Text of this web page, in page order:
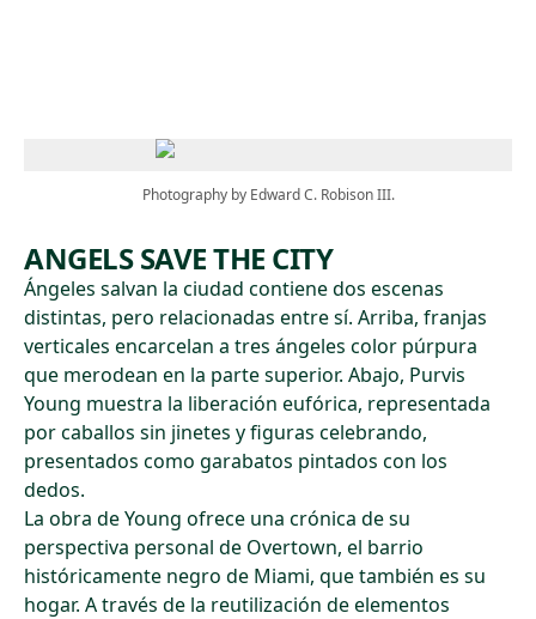
Photography by Edward C. Robison III.
ANGELS SAVE THE CITY
Ángeles salvan la ciudad contiene dos escenas
distintas, pero relacionadas entre sí. Arriba, franjas
verticales encarcelan a tres ángeles color púrpura
que merodean en la parte superior. Abajo, Purvis
Young muestra la liberación eufórica, representada
por caballos sin jinetes y figuras celebrando,
presentados como garabatos pintados con los
dedos.
La obra de Young ofrece una crónica de su
perspectiva personal de Overtown, el barrio
históricamente negro de Miami, que también es su
hogar. A través de la reutilización de elementos